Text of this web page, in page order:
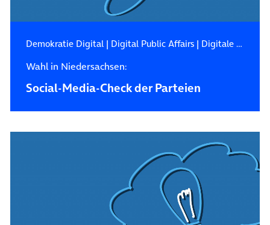
Demokratie Digital| Digital Public Affairs| Digitale Zukunft
Wahl in Niedersachsen:
Social-Media-Check der Parteien